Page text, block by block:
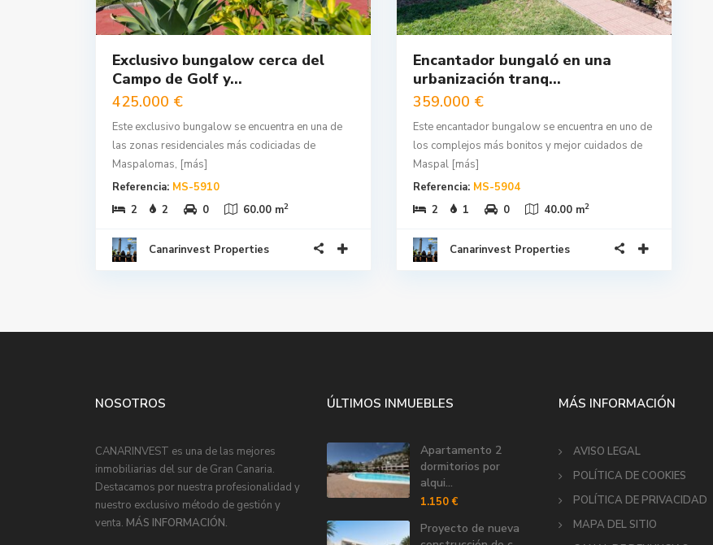
Exclusivo bungalow cerca del
Campo de Golf y...
425.000 €
Este exclusivo bungalow se encuentra en una de
las zonas residenciales más codiciadas de
Maspalomas, [más]
Referencia: MS-5910
2
2 0 60.00 m2
Canarinvest Properties
Encantador bungaló en una
urbanización tranq...
359.000 €
Este encantador bungalow se encuentra en uno de
los complejos más bonitos y mejor cuidados de
Maspal [más]
Referencia: MS-5904
2
1 0 40.00 m2
Canarinvest Properties
NOSOTROS
CANARINVEST es una de las mejores
inmobiliarias del sur de Gran Canaria.
Destacamos por nuestra profesionalidad y
nuestro exclusivo método de gestión y
venta. MÁS INFORMACIÓN.
ÚLTIMOS INMUEBLES
Apartamento 2
dormitorios por
alqui...
1.150 €
Proyecto de nueva
MÁS INFORMACIÓN
AVISO LEGAL
POLÍTICA DE COOKIES
POLÍTICA DE PRIVACIDAD
MAPA DEL SITIO